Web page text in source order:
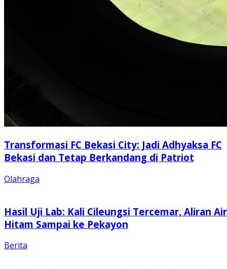
Transformasi FC Bekasi City: Jadi Adhyaksa FC
Bekasi dan Tetap Berkandang di Patriot
Olahraga
Hasil Uji Lab: Kali Cileungsi Tercemar, Aliran Air
Hitam Sampai ke Pekayon
Berita